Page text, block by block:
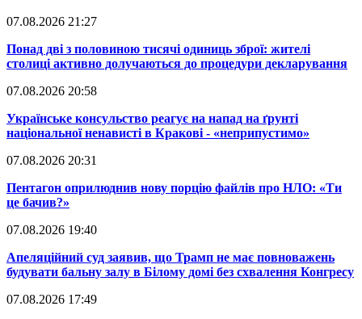
07.08.2026 21:27
​Понад дві з половиною тисячі одиниць зброї: жителі
столиці активно долучаються до процедури декларування
07.08.2026 20:58
​Українське консульство реагує на напад на ґрунті
національної ненависті в Кракові - «неприпустимо»
07.08.2026 20:31
​Пентагон оприлюднив нову порцію файлів про НЛО: «Ти
це бачив?»
07.08.2026 19:40
​Апеляційний суд заявив, що Трамп не має повноважень
будувати бальну залу в Білому домі без схвалення Конгресу
07.08.2026 17:49